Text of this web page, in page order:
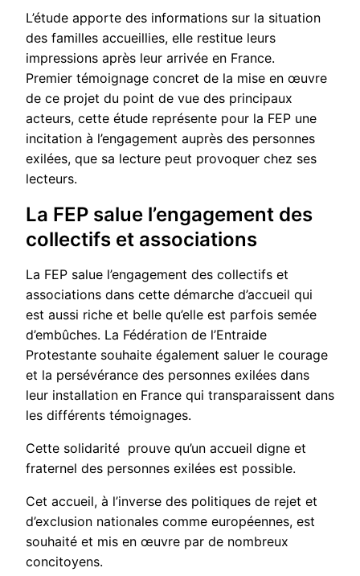
L’étude apporte des informations sur la situation
des familles accueillies, elle restitue leurs
impressions après leur arrivée en France.
Premier témoignage concret de la mise en œuvre
de ce projet du point de vue des principaux
acteurs, cette étude représente pour la FEP une
incitation à l’engagement auprès des personnes
exilées, que sa lecture peut provoquer chez ses
lecteurs.
La FEP salue l’engagement des
collectifs et associations
La FEP salue l’engagement des collectifs et
associations dans cette démarche d’accueil qui
est aussi riche et belle qu’elle est parfois semée
d’embûches. La Fédération de l’Entraide
Protestante souhaite également saluer le courage
et la persévérance des personnes exilées dans
leur installation en France qui transparaissent dans
les différents témoignages.
Cette solidarité prouve qu’un accueil digne et
fraternel des personnes exilées est possible.
Cet accueil, à l’inverse des politiques de rejet et
d’exclusion nationales comme européennes, est
souhaité et mis en œuvre par de nombreux
concitoyens.